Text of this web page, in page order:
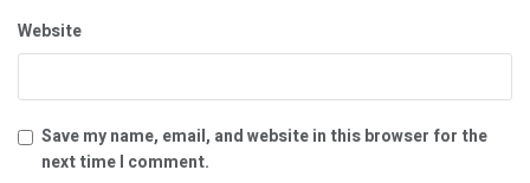
Website
Save my name, email, and website in this browser for the
next time I comment.